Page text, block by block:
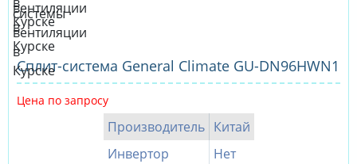
Сплит-система General Climate GU-DN96HWN1
Цена по запросу
Производитель Китай
Инвертор
Нет